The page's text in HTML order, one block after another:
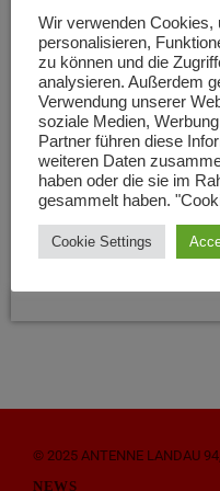
WACHENHEIM
Gute Nachricht:
24.750 Euro für
Schulen
Die Verbandsgemeinde
von 24.750 Euro. Das
Schulen investiert werden!
© 2025 ANTENNE LANDAU
NEWS
Wir verwenden Cookies,
personalisieren,
zu können und die
analysieren. Außerdem
Verwendung unserer
soziale Medien,
Partner führen diese
weiteren Daten
haben oder die sie im
gesammelt haben.
Cookie Settings